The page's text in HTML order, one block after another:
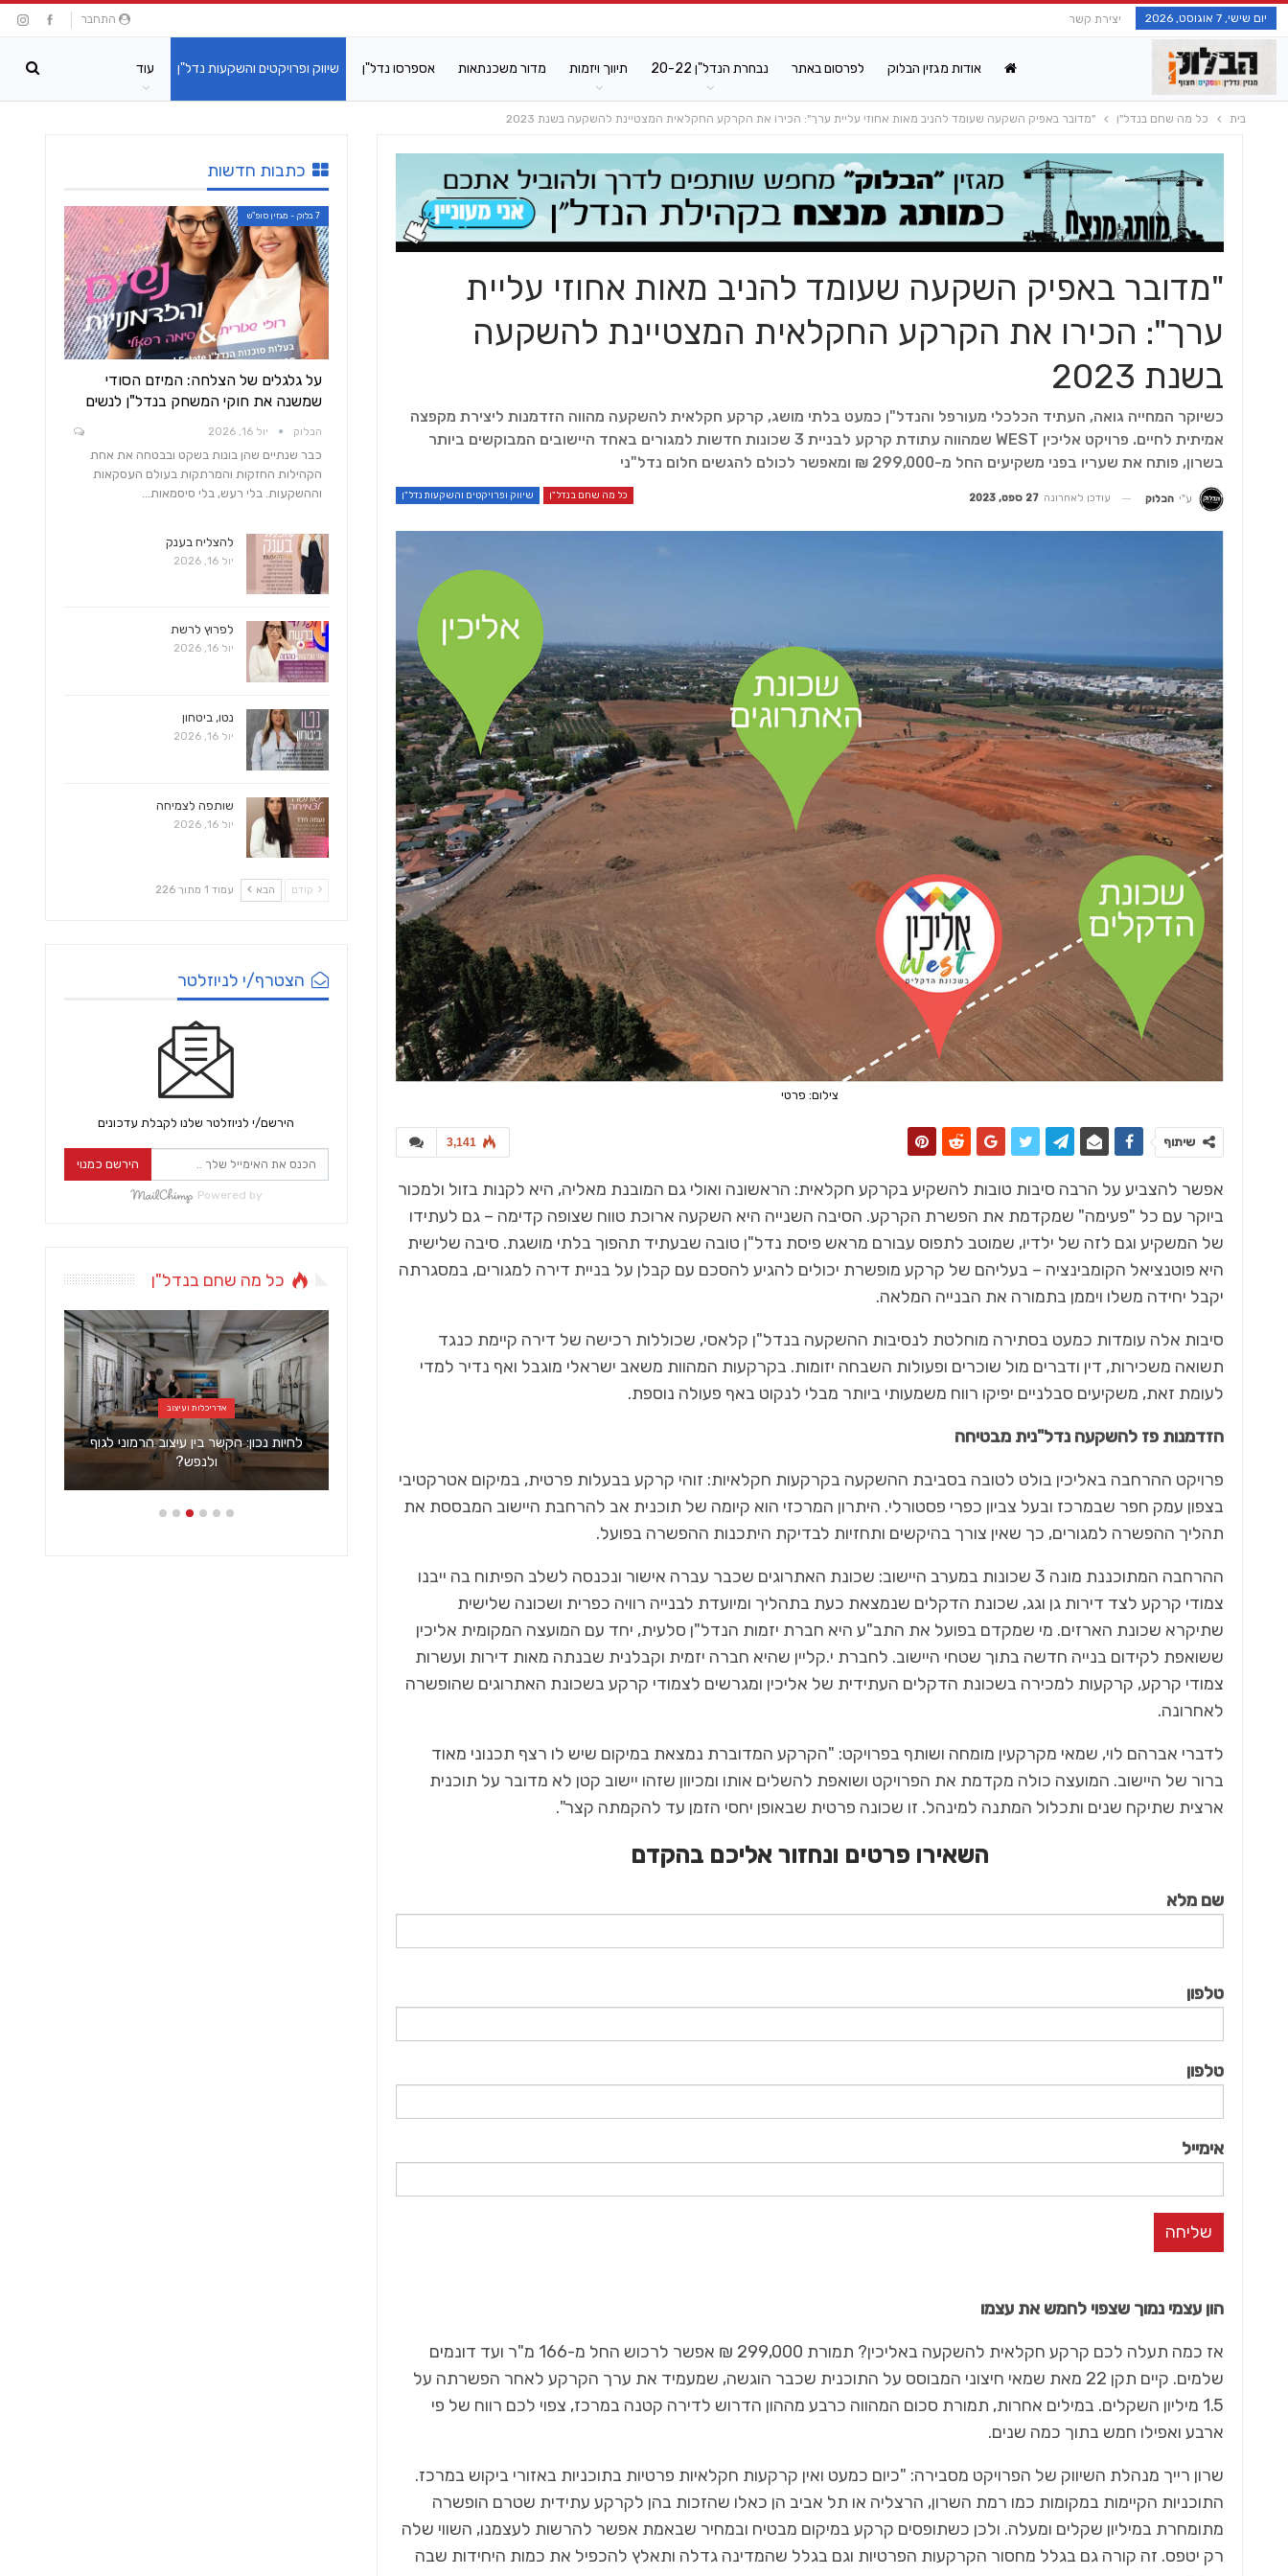
התחבר יום שישי, 7 אוגוסט, 2026 יצירת קשר
אודות מגזין הבלוק לפרסום באתר נבחרת הנדל"ן 20-22 תיווך ויזמות מדור משכנתאות אספרסו נדל"ן שיווק ופרויקטים והשקעות נדל"ן עוד
בית כל מה שחם בנדל"ן "מדובר באפיק השקעה שעומד להניב מאות אחוזי עליית ערך": הכירו את הקרקע החקלאית המצטיינת להשקעה בשנת 2023
"מדובר באפיק השקעה שעומד להניב מאות אחוזי עליית
ערך": הכירו את הקרקע החקלאית המצטיינת להשקעה
בשנת 2023
כשיוקר המחייה גואה, העתיד הכלכלי מעורפל והנדל"ן כמעט בלתי מושג, קרקע חקלאית להשקעה מהווה הזדמנות ליצירת מקפצה
אמיתית לחיים. פרויקט אליכין WEST שמהווה עתודת קרקע לבניית 3 שכונות חדשות למגורים באחד היישובים המבוקשים ביותר
בשרון, פותח את שעריו בפני משקיעים החל מ-299,000 ₪ ומאפשר לכולם להגשים חלום נדל"ני
כל מה שחם בנדל"ן שיווק ופרויקטים והשקעות נדל"ן ע"י הבלוק עודכן לאחרונה 27 ספט, 2023
צילום: פרטי
3,141 שיתוף
אפשר להצביע על הרבה סיבות טובות להשקיע בקרקע חקלאית: הראשונה ואולי גם המובנת מאליה, היא לקנות בזול ולמכור
ביוקר עם כל "פעימה" שמקדמת את הפשרת הקרקע. הסיבה השנייה היא השקעה ארוכת טווח שצופה קדימה – גם לעתידו
של המשקיע וגם לזה של ילדיו, שמוטב לתפוס עבורם מראש פיסת נדל"ן טובה שבעתיד תהפוך בלתי מושגת. סיבה שלישית
היא פוטנציאל הקומבינציה – בעליהם של קרקע מופשרת יכולים להגיע להסכם עם קבלן על בניית דירה למגורים, במסגרתה
יקבל יחידה משלו ויממן בתמורה את הבנייה המלאה.
סיבות אלה עומדות כמעט בסתירה מוחלטת לנסיבות ההשקעה בנדל"ן קלאסי, שכוללות רכישה של דירה קיימת כנגד
תשואה משכירות, דין ודברים מול שוכרים ופעולות השבחה יזומות. בקרקעות המהוות משאב ישראלי מוגבל ואף נדיר למדי
לעומת זאת, משקיעים סבלניים יפיקו רווח משמעותי ביותר מבלי לנקוט באף פעולה נוספת.
הזדמנות פז להשקעה נדל"נית מבטיחה
פרויקט ההרחבה באליכין בולט לטובה בסביבת ההשקעה בקרקעות חקלאיות: זוהי קרקע בבעלות פרטית, במיקום אטרקטיבי
בצפון עמק חפר שבמרכז ובעל צביון כפרי פסטורלי. היתרון המרכזי הוא קיומה של תוכנית אב להרחבת היישוב המבססת את
תהליך ההפשרה למגורים, כך שאין צורך בהיקשים ותחזיות לבדיקת היתכנות ההפשרה בפועל.
ההרחבה המתוכננת מונה 3 שכונות במערב היישוב: שכונת האתרוגים שכבר עברה אישור ונכנסה לשלב הפיתוח בה ייבנו
צמודי קרקע לצד דירות גן וגג, שכונת הדקלים שנמצאת כעת בתהליך ומיועדת לבנייה רוויה כפרית ושכונה שלישית
שתיקרא שכונת הארזים. מי שמקדם בפועל את התב"ע היא חברת יזמות הנדל"ן סלעית, יחד עם המועצה המקומית אליכין
ששואפת לקידום בנייה חדשה בתוך שטחי היישוב. לחברת י.קליין שהיא חברה יזמית וקבלנית שבנתה מאות דירות ועשרות
צמודי קרקע, קרקעות למכירה בשכונת הדקלים העתידית של אליכין ומגרשים לצמודי קרקע בשכונת האתרוגים שהופשרה
לאחרונה.
לדברי אברהם לוי, שמאי מקרקעין מומחה ושותף בפרויקט: "הקרקע המדוברת נמצאת במיקום שיש לו רצף תכנוני מאוד
ברור של היישוב. המועצה כולה מקדמת את הפרויקט ושואפת להשלים אותו ומכיוון שזהו יישוב קטן לא מדובר על תוכנית
ארצית שתיקח שנים ותכלול המתנה למינהל. זו שכונה פרטית שבאופן יחסי הזמן עד להקמתה קצר".
השאירו פרטים ונחזור אליכם בהקדם
שם מלא
טלפון
טלפון
אימייל
הון עצמי נמוך שצפוי לחמש את עצמו
אז כמה תעלה לכם קרקע חקלאית להשקעה באליכין? תמורת 299,000 ₪ אפשר לרכוש החל מ-166 מ"ר ועד דונמים
שלמים. קיים תקן 22 מאת שמאי חיצוני המבוסס על התוכנית שכבר הוגשה, שמעמיד את ערך הקרקע לאחר הפשרתה על
1.5 מיליון השקלים. במילים אחרות, תמורת סכום המהווה כרבע מההון הדרוש לדירה קטנה במרכז, צפוי לכם רווח של פי
ארבע ואפילו חמש בתוך כמה שנים.
שרון רייך מנהלת השיווק של הפרויקט מסבירה: "כיום כמעט ואין קרקעות חקלאיות פרטיות בתוכניות באזורי ביקוש במרכז.
התוכניות הקיימות במקומות כמו רמת השרון, הרצליה או תל אביב הן כאלו שהזכות בהן לקרקע עתידית שטרם הופשרה
מתומחרת במיליון שקלים ומעלה. ולכן כשתופסים קרקע במיקום מבטיח ובמחיר שבאמת אפשר להרשות לעצמנו, השווי שלה
רק יטפס. זה קורה גם בגלל מחסור הקרקעות הפרטיות וגם בגלל שהמדינה גדלה ותאלץ להכפיל את כמות היחידות שבה
כתבות חדשות
7 בלוק - מגזין סופ"ש
על גלגלים של הצלחה: המיזם הסודי
שמשנה את חוקי המשחק בנדל"ן לנשים
הבלוק יול 16, 2026
כבר שנתיים שהן בונות בשקט ובבטחה את אחת
הקהילות החזקות והמרתקות בעולם העסקאות
וההשקעות. בלי רעש, בלי סיסמאות…
להצליח בענק
יול 16, 2026
לפרוץ לרשת
יול 16, 2026
נטו, ביטחון
יול 16, 2026
שותפה לצמיחה
יול 16, 2026
קודם הבא עמוד 1 מתוך 226
הצטרף/י לניוזלטר
הירשם/י לניוזלטר שלנו לקבלת עדכונים
הירשם כמנוי
Powered by
כל מה שחם בנדל"ן
אדריכלות ועיצוב
לחיות נכון: הקשר בין עיצוב הרמוני לגוף
ולנפש?